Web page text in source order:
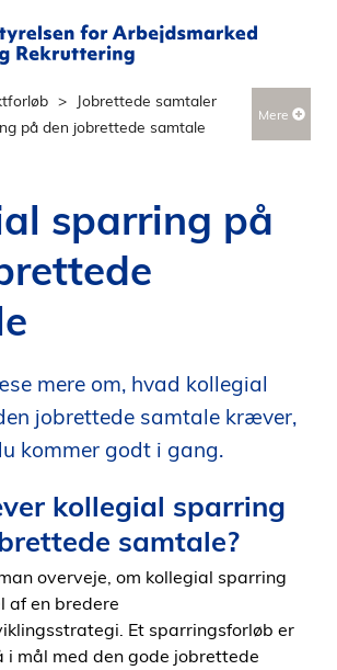
Jobrettede samtaler
på den jobrettede samtale
Mere
sparring på
mere om, hvad kollegial
jobrettede samtale kræver,
kommer godt i gang.
kollegial sparring
samtale?
overveje, om kollegial sparring
af en bredere
Et sparringsforløb er
i mål med den gode jobrettede